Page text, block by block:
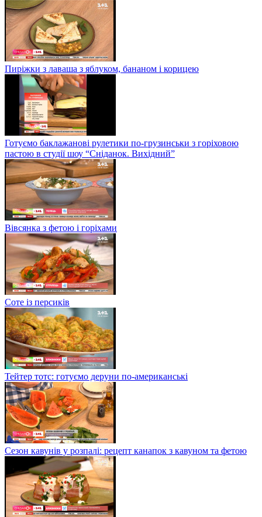
Пиріжки з лаваша з яблуком, бананом і корицею
Готуємо баклажанові рулетики по-грузинськи з горіховою
пастою в студії шоу “Сніданок. Вихідний”
Вівсянка з фетою і горіхами
Соте із персиків
Тейтер тотс: готуємо деруни по-американські
Сезон кавунів у розпалі: рецепт канапок з кавуном та фетою